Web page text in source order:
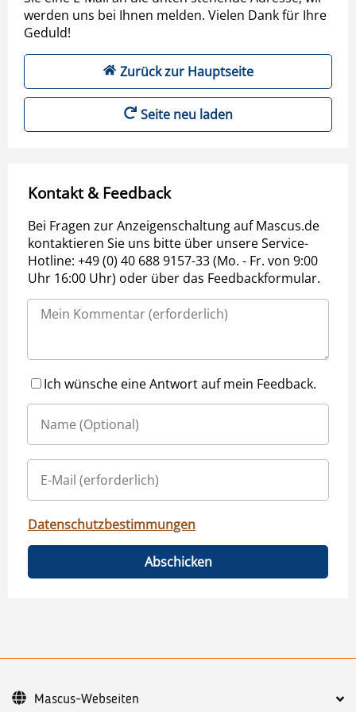
werden uns bei Ihnen melden. Vielen Dank für Ihre
Geduld!
Zurück zur Hauptseite
Seite neu laden
Kontakt & Feedback
Bei Fragen zur Anzeigenschaltung auf Mascus.de
kontaktieren Sie uns bitte über unsere Service-
Hotline: +49 (0) 40 688 9157-33 (Mo. - Fr. von 9:00
Uhr 16:00 Uhr) oder über das Feedbackformular.
Ich wünsche eine Antwort auf mein Feedback.
Datenschutzbestimmungen
Abschicken
Mascus-Webseiten